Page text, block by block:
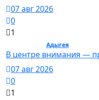
07 авг 2026
0
1
Адыгея/
В центре внимания —
07 авг 2026
0
1